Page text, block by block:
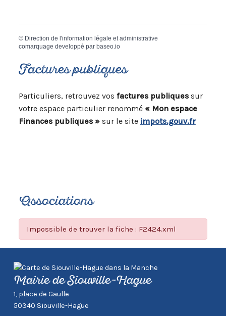
© Direction de l'information légale et administrative
comarquage developpé par baseo.io
Factures publiques
Particuliers, retrouvez vos factures publiquessur
votre espace particulier renommé « Mon espace
Finances publiques »sur le site impots.gouv.fr
Associations
Impossible de trouver la fiche : F2424.xml
Mairie de Siouville-Hague
1, place de Gaulle
50340 Siouville-Hague